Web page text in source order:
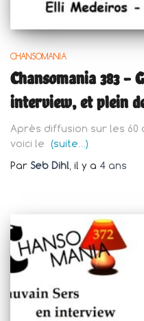
CHANSOMANIA
Chansomania 383 –
interview, et plein
Après diffusion sur les
voici le (suite…)
Par Seb Dihl, il y a 4 ans